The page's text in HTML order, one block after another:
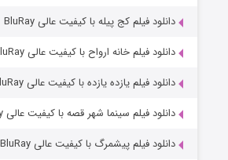
دانلود فیلم کج‌ پیله با کیفیت عالی BluRay
دانلود فیلم خانه ارواح با کیفیت عالی BluRay
دانلود فیلم یازده یازده با کیفیت عالی BluRay
دانلود فیلم سینما شهر قصه با کیفیت عالی BluRay
دانلود فیلم پیشمرگ با کیفیت عالی BluRay